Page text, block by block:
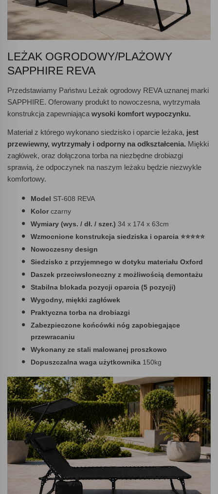
LEŻAK OGRODOWY/PLAŻOWY
SAPPHIRE REVA
Przedstawiamy Państwu Leżak ogrodowy REVA uznanej marki
SAPPHIRE. Oferowany produkt to nowoczesna, wytrzymała
konstrukcja zapewniająca wysoki komfort wypoczynku.
Materiał z którego wykonano siedzisko i oparcie leżaka, jest
przewiewny, wytrzymały i odporny na odkształcenia. Miękki
zagłówek, oraz dołączona torba na niezbędne drobiazgi
sprawią, że odpoczynek na naszym leżaku będzie niezwykle
komfortowy.
Model ST-608 REVA
Kolorczarny
Wymiary (wys. / dł. / szer.) 34 x 174 x 63cm
Wzmocnione konstrukcja siedziska i oparcia ⭐⭐⭐⭐⭐
Nowoczesny design
Siedzisko z przyjemnego w dotyku materiału Oxford
Daszek przeciwsłoneczny z możliwością demontażu
Stabilna blokada pozycji oparcia (5 pozycji)
Wygodny, miękki zagłówek
Praktyczna torba na drobiazgi
Zabezpieczone końcówki nóg zapobiegające
przewracaniu
Wykonany ze stali malowanej proszkowo
Dopuszczalna waga użytkownika 150kg